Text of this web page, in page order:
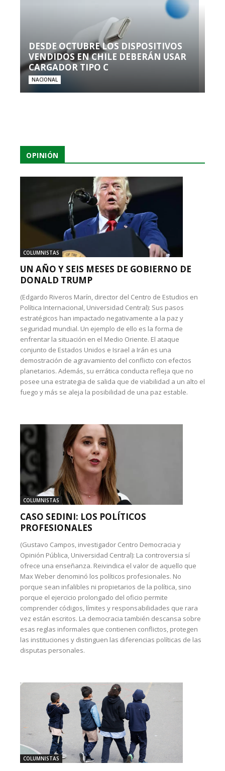
DESDE OCTUBRE LOS DISPOSITIVOS
VENDIDOS EN CHILE DEBERÁN USAR
CARGADOR TIPO C
NACIONAL
OPINIÓN
COLUMNISTAS
UN AÑO Y SEIS MESES DE GOBIERNO DE
DONALD TRUMP
(Edgardo Riveros Marín, director del Centro de Estudios en
Política Internacional, Universidad Central): Sus pasos
estratégicos han impactado negativamente a la paz y
seguridad mundial. Un ejemplo de ello es la forma de
enfrentar la situación en el Medio Oriente. El ataque
conjunto de Estados Unidos e Israel a Irán es una
demostración de agravamiento del conflicto con efectos
planetarios. Además, su errática conducta refleja que no
posee una estrategia de salida que de viabilidad a un alto el
fuego y más se aleja la posibilidad de una paz estable.
COLUMNISTAS
CASO SEDINI: LOS POLÍTICOS
PROFESIONALES
(Gustavo Campos, investigador Centro Democracia y
Opinión Pública, Universidad Central): La controversia sí
ofrece una enseñanza. Reivindica el valor de aquello que
Max Weber denominó los políticos profesionales. No
porque sean infalibles ni propietarios de la política, sino
porque el ejercicio prolongado del oficio permite
comprender códigos, límites y responsabilidades que rara
vez están escritos. La democracia también descansa sobre
esas reglas informales que contienen conflictos, protegen
las instituciones y distinguen las diferencias políticas de las
disputas personales.
COLUMNISTAS